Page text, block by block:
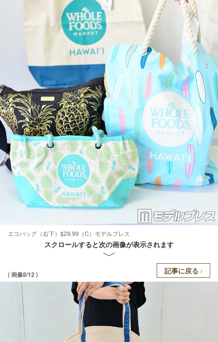
エコバッグ（右下）$29.99（C）モデルプレス
スクロールすると次の画像が表示されます
( 画像8/12 ) 記事に戻る